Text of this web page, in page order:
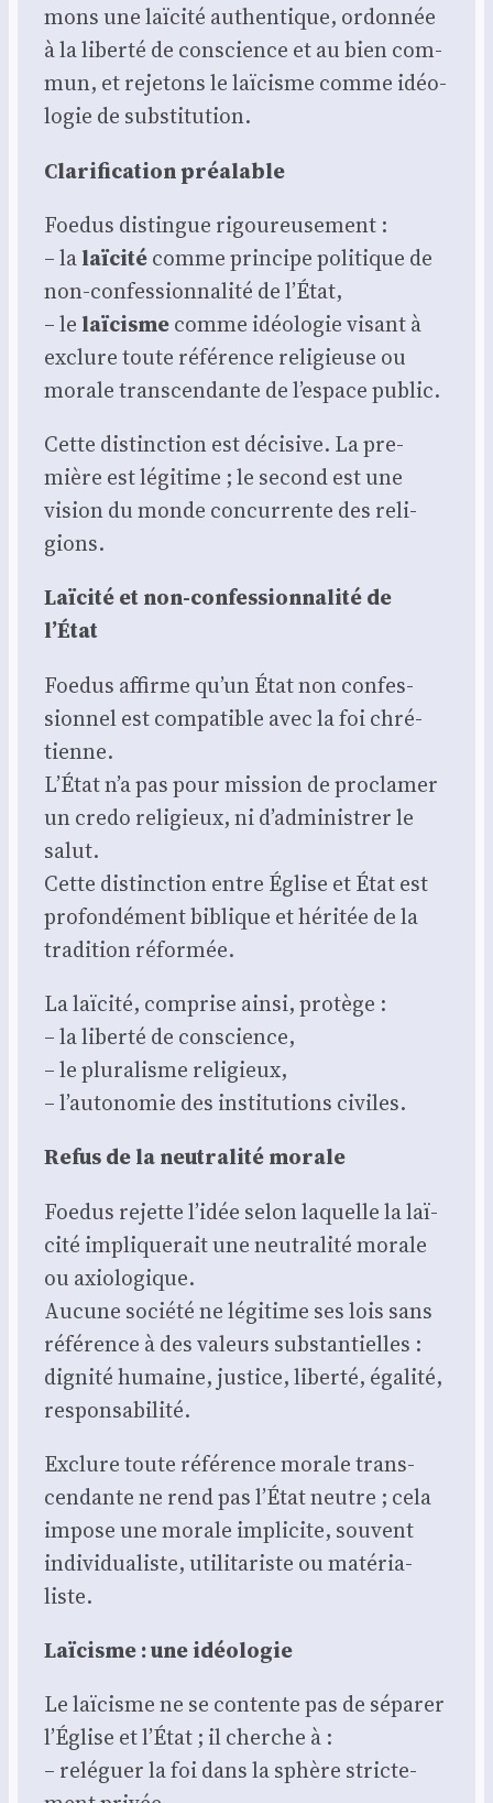
mons une laï­ci­té authen­tique, ordon­née
à la liber­té de conscience et au bien com­
mun, et reje­tons le laï­cisme comme idéo­
lo­gie de sub­sti­tu­tion.
Cla­ri­fi­ca­tion préa­lable
Foe­dus dis­tingue rigou­reu­se­ment :
– lalaï­ci­técomme prin­cipe poli­tique de
non-confes­sion­na­li­té de l’État,
– le laï­cismecomme idéo­lo­gie visant à
exclure toute réfé­rence reli­gieuse ou
morale trans­cen­dante de l’espace public.
Cette dis­tinc­tion est déci­sive. La pre­
mière est légi­time ; le second est une
vision du monde concur­rente des reli­
gions.
Laï­ci­té et non-confes­sion­na­li­té de
l’État
Foe­dus affirme qu’un État non confes­
sion­nel est com­pa­tible avec la foi chré­
tienne.
L’État n’a pas pour mis­sion de pro­cla­mer
un cre­do reli­gieux, ni d’administrer le
salut.
Cette dis­tinc­tion entre Église et État est
pro­fon­dé­ment biblique et héri­tée de la
tra­di­tion réfor­mée.
La laï­ci­té, com­prise ain­si, pro­tège :
– la liber­té de conscience,
– le plu­ra­lisme reli­gieux,
– l’autonomie des ins­ti­tu­tions civiles.
Refus de la neu­tra­li­té morale
Foe­dus rejette l’idée selon laquelle la laï­
ci­té impli­que­rait une neu­tra­li­té morale
ou axio­lo­gique.
Aucune socié­té ne légi­time ses lois sans
réfé­rence à des valeurs sub­stan­tielles :
digni­té humaine, jus­tice, liber­té, éga­li­té,
res­pon­sa­bi­li­té.
Exclure toute réfé­rence morale trans­
cen­dante ne rend pas l’État neutre ; cela
impose une morale impli­cite, sou­vent
indi­vi­dua­liste, uti­li­ta­riste ou maté­ria­
liste.
Laï­cisme : une idéo­lo­gie
Le laï­cisme ne se contente pas de sépa­rer
l’Église et l’État ; il cherche à :
– relé­guer la foi dans la sphère stric­te­